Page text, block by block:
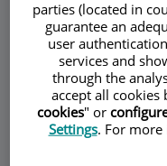
DescripciónServicios
parties (located in
guarantee an
user
services and
through the
accept all cookies
cookies" or
Settings. For